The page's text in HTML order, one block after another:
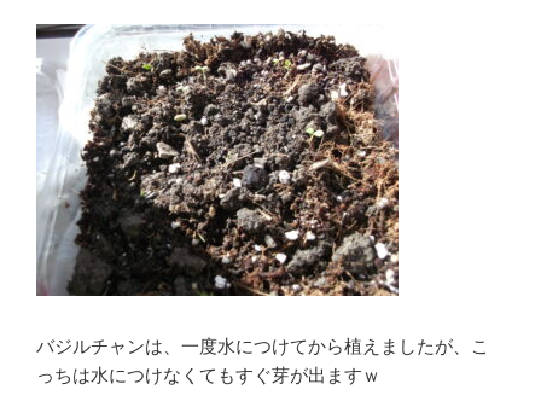
バジルチャンは、一度水につけてから植えましたが、こ
っちは水につけなくてもすぐ芽が出ますｗ